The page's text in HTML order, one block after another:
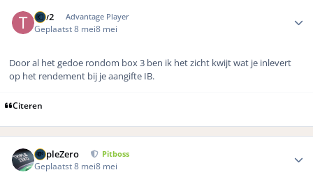
Tgv2 Advantage Player
Geplaatst8 mei8 mei
Door al het gedoe rondom box 3 ben ik het zicht kwijt wat je inlevert
op het rendement bij je aangifte IB.
Citeren
TripleZero Pitboss
Geplaatst8 mei8 mei